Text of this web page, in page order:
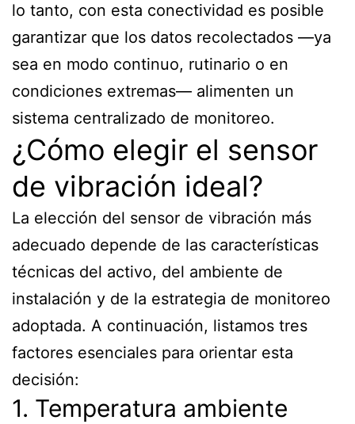
lo tanto, con esta conectividad es posible
garantizar que los datos recolectados —ya
sea en modo continuo, rutinario o en
condiciones extremas— alimenten un
sistema centralizado de monitoreo.
¿Cómo elegir el sensor
de vibración ideal?
La elección del sensor de vibración más
adecuado depende de las características
técnicas del activo, del ambiente de
instalación y de la estrategia de monitoreo
adoptada. A continuación, listamos tres
factores esenciales para orientar esta
decisión:
1. Temperatura ambiente